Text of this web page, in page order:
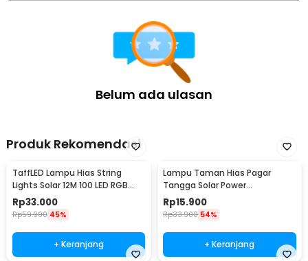
Belum ada ulasan
Produk Rekomendasi
TaffLED Lampu Hias String
Lights Solar 12M 100 LED RGB
Waterproof - YY-3210
Rp33.000
Rp59.900 45%
+ Keranjang
Lampu Taman Hias Pagar
Tangga Solar Power
Waterproof Cool White - HBT-
1501
Rp15.900
Rp33.900 54%
+ Keranjang